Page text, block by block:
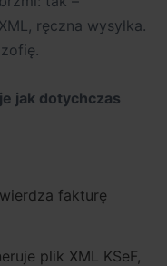
privacy/
ręczna wysyłka.
jak dotychczas
fakturę
plik XML KSeF,